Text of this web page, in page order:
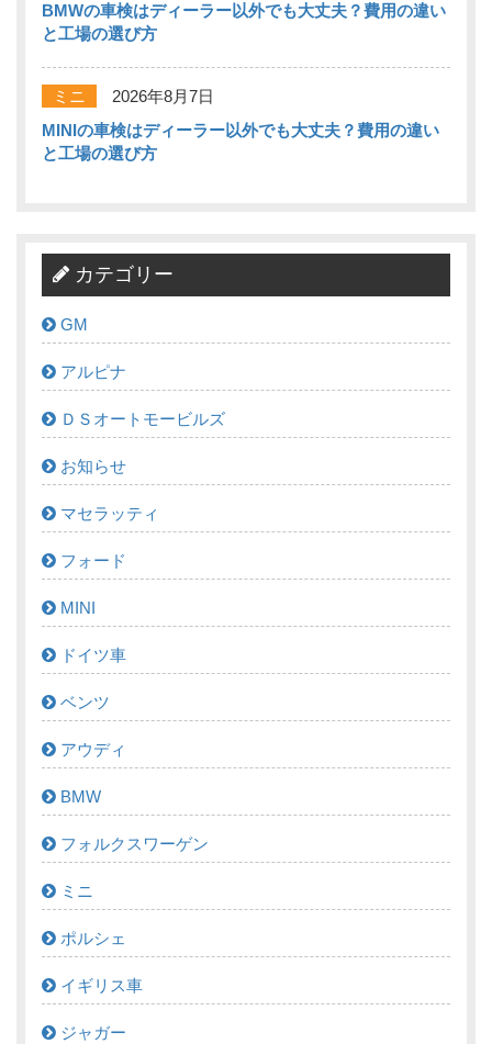
BMWの車検はディーラー以外でも大丈夫？費用の違い
と工場の選び方
ミニ
2026年8月7日
MINIの車検はディーラー以外でも大丈夫？費用の違い
と工場の選び方
カテゴリー
GM
アルピナ
ＤＳオートモービルズ
お知らせ
マセラッティ
フォード
MINI
ドイツ車
ベンツ
アウディ
BMW
フォルクスワーゲン
ミニ
ポルシェ
イギリス車
ジャガー